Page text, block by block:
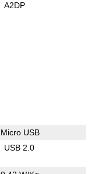
A2DP
Micro USB
USB 2.0